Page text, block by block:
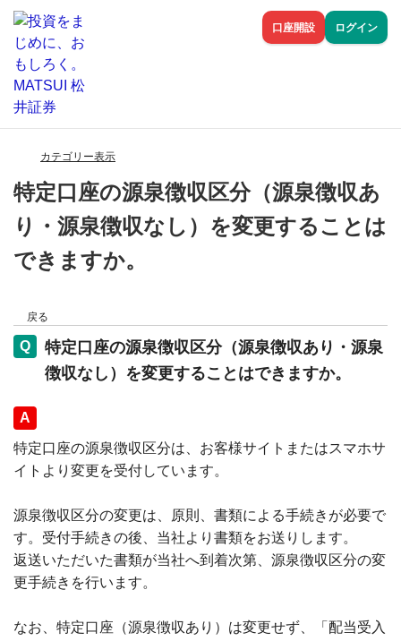
口座開設 ログイン
カテゴリー表示
特定口座の源泉徴収区分（源泉徴収あ
り・源泉徴収なし）を変更することは
できますか。
戻る
特定口座の源泉徴収区分（源泉徴収あり・源泉
徴収なし）を変更することはできますか。
回答
特定口座の源泉徴収区分は、お客様サイトまたはスマホサ
イトより変更を受付しています。
源泉徴収区分の変更は、原則、書類による手続きが必要で
す。受付手続きの後、当社より書類をお送りします。
返送いただいた書類が当社へ到着次第、源泉徴収区分の変
更手続きを行います。
なお、特定口座（源泉徴収あり）は変更せず、「配当受入